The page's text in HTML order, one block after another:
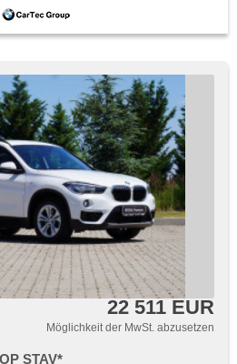
22 511 EUR
Möglichkeit der MwSt. abzusetzen
STAV*